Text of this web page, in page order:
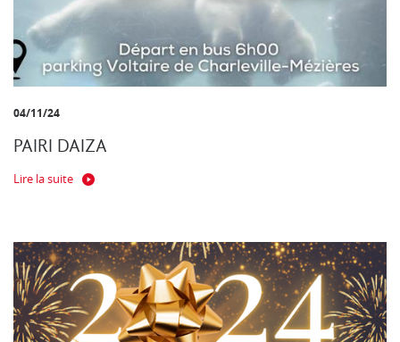
04/11/24
PAIRI DAIZA
Lire la suite